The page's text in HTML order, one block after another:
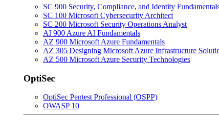
SC 900 Security, Compliance, and Identity
SC 100 Microsoft Cybersecurity Architect
SC 200 Microsoft Security Operations Analyst
AI 900 Azure AI Fundamentals
AZ 900 Microsoft Azure Fundamentals
AZ 305 Designing Microsoft Azure Infrastructure
AZ 500 Microsoft Azure Security Technologies
OptiSec
OptiSec Pentest Professional (OSPP)
OWASP 10